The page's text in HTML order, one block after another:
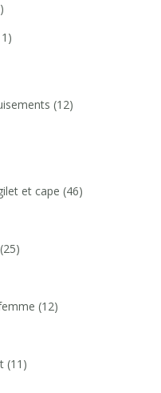
(12)
et cape (46)
(25)
(12)
(11)